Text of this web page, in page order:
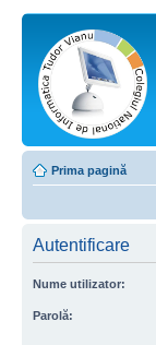
Prima pagină
Autentificare
Nume utilizator:
Parolă: